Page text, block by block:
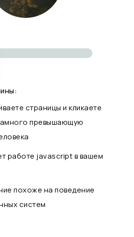
страницы и кликаете
превышающую
работе javascript в вашем
похоже на поведение
систем